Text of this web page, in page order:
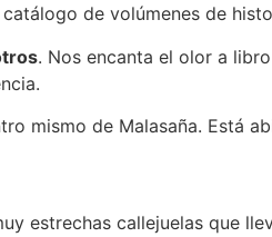
de volúmenes de
. Nos encanta el olor a
mismo de Malasaña. Está
estrechas callejuelas que